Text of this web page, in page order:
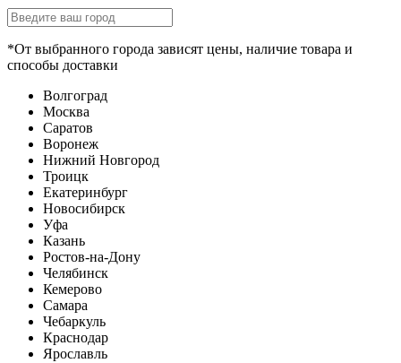
*От выбранного города зависят цены, наличие товара и
способы доставки
Волгоград
Москва
Саратов
Воронеж
Нижний Новгород
Троицк
Екатеринбург
Новосибирск
Уфа
Казань
Ростов-на-Дону
Челябинск
Кемерово
Самара
Чебаркуль
Краснодар
Ярославль